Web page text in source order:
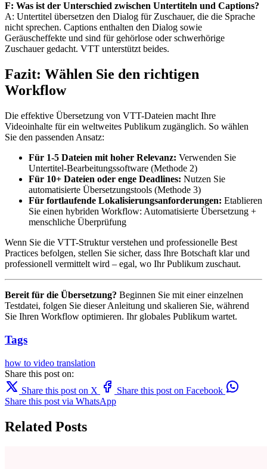
F: Was ist der Unterschied zwischen Untertiteln und Captions?
A: Untertitel übersetzen den Dialog für Zuschauer, die die Sprache
nicht sprechen. Captions enthalten den Dialog sowie
Geräuscheffekte und sind für gehörlose oder schwerhörige
Zuschauer gedacht. VTT unterstützt beides.
Fazit: Wählen Sie den richtigen
Workflow
Die effektive Übersetzung von VTT-Dateien macht Ihre
Videoinhalte für ein weltweites Publikum zugänglich. So wählen
Sie den passenden Ansatz:
Für 1-5 Dateien mit hoher Relevanz: Verwenden Sie
Untertitel-Bearbeitungssoftware (Methode 2)
Für 10+ Dateien oder enge Deadlines: Nutzen Sie
automatisierte Übersetzungstools (Methode 3)
Für fortlaufende Lokalisierungsanforderungen: Etablieren
Sie einen hybriden Workflow: Automatisierte Übersetzung +
menschliche Überprüfung
Wenn Sie die VTT-Struktur verstehen und professionelle Best
Practices befolgen, stellen Sie sicher, dass Ihre Botschaft klar und
professionell vermittelt wird – egal, wo Ihr Publikum zuschaut.
Bereit für die Übersetzung? Beginnen Sie mit einer einzelnen
Testdatei, folgen Sie dieser Anleitung und skalieren Sie, während
Sie Ihren Workflow optimieren. Ihr globales Publikum wartet.
Tags
how to video translation
Share this post on:
Share this post on X
Share this post on Facebook
Share this post via WhatsApp
Related Posts